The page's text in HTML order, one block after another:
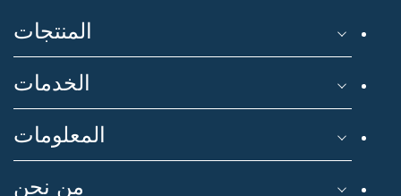
المنتجات
الخدمات
المعلومات
من نحن